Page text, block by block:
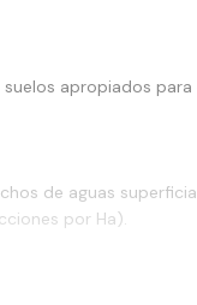
apropiados
de aguas
por Ha).